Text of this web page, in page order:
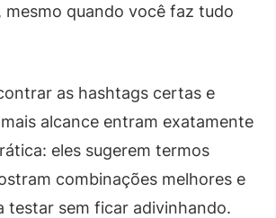
mesmo quando você faz tudo
as hashtags certas e
alcance entram exatamente
eles sugerem termos
combinações melhores e
testar sem ficar adivinhando.